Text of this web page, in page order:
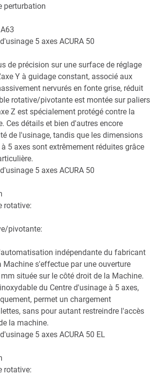
perturbation
de précision sur une surface de réglage
Y à guidage constant, associé aux
nervurés en fonte grise, réduit
rotative/pivotante est montée sur paliers
Z est spécialement protégé contre la
Ces détails et bien d'autres encore
de l'usinage, tandis que les dimensions
5 axes sont extrêmement réduites grâce
rotative:
pivotante:
indépendante du fabricant
Machine s'effectue par une ouverture
située sur le côté droit de la Machine.
du Centre d'usinage à 5 axes,
permet un chargement
sans pour autant restreindre l'accès
la machine.
rotative: